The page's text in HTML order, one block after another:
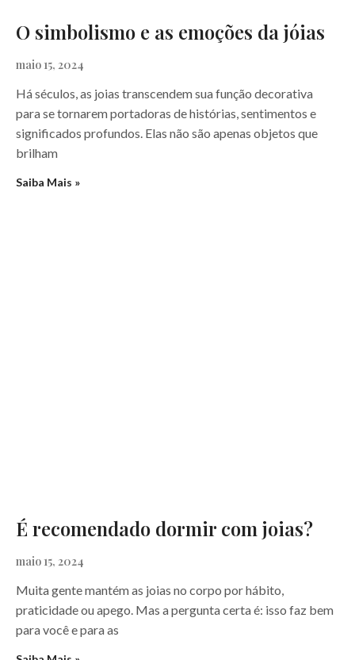
O simbolismo e as emoções da jóias
maio 15, 2024
Há séculos, as joias transcendem sua função decorativa
para se tornarem portadoras de histórias, sentimentos e
significados profundos. Elas não são apenas objetos que
brilham
Saiba Mais »
É recomendado dormir com joias?
maio 15, 2024
Muita gente mantém as joias no corpo por hábito,
praticidade ou apego. Mas a pergunta certa é: isso faz bem
para você e para as